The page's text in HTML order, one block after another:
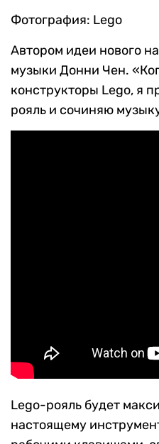
Фотография: Lego
Автором идеи нового
музыки Донни Чен.
конструкторы Lego, я
рояль и сочиняю
Lego-рояль будет
настоящему